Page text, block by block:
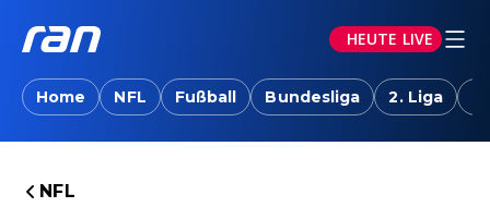
HEUTE LIVE
Home NFL Fußball Bundesliga 2. Liga
NFL